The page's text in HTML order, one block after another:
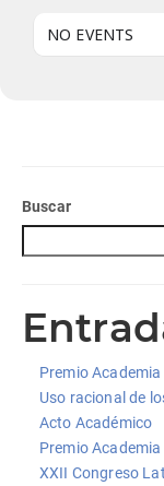
NO EVENTS
Buscar
Premio
Uso racional de
Acto Académico
Premio
XXII Congreso